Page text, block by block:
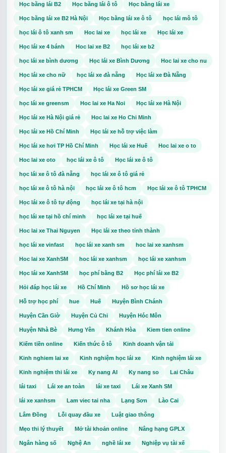
Năm 2026 được xem là thời điểm ngành xe điện và vận tải xanh
phát triển mạnh.
Xu hướng:
Nếu bạn:
Thì đây là thời điểm phù hợp để bắt đầu.
Đừng chỉ chờ đợi một cơ hội tốt hơn.
Nhiều người đã bắt đầu tạo thêm dòng tiền mỗi tháng bằng cách:
Một chiếc xe điện và một chiếc điện thoại có thể trở thành công cụ
tạo thu nhập cho bạn ngay hôm nay.
Đăng ký XanhSM Bike để được tư vấn hồ sơ và hướng dẫn chi
tiết nhanh chóng.
#XanhSM #XanhSMBike #DangKyXanhSMBike #DangKyXanhSM
#TuyenDungXanhSM #TaiXeXanhSM #XeDienVinFast
Học bằng lái B2 Học bằng lái ô tô Học bằng lái xe
Học bằng lái xe B2 Hà Nội Học bằng lái xe ô tô học lái mô tô
học lái ô tô xanh sm Hoc lai xe học lái xe Học lái xe
Học lái xe 4 bánh Hoc lai xe B2 học lái xe b2
học lái xe bình dương Học lái xe Bình Dương Hoc lai xe cho nu
Học lái xe cho nữ học lái xe đà nẵng Học lái xe Đà Nẵng
Học lái xe giá rẻ TPHCM Học lái xe Green SM
học lái xe greensm Hoc lai xe Ha Noi Học lái xe Hà Nội
Học lái xe Hà Nội giá rẻ Hoc lai xe Ho Chi Minh
Học lái xe Hồ Chí Minh Học lái xe hỗ trợ việc làm
Học lái xe hơi TP Hồ Chí Minh Học lái xe Huế Hoc lai xe o to
Hoc lai xe oto học lái xe ô tô Học lái xe ô tô
học lái xe ô tô đà nẵng học lái xe ô tô giá rẻ
học lái xe ô tô hà nội học lái xe ô tô hcm Học lái xe ô tô TPHCM
Học lái xe ô tô tự động học lái xe tại hà nội
học lái xe tại hồ chí minh học lái xe tại huế
Hoc lai xe Thai Nguyen Học lái xe theo tỉnh thành
học lái xe vinfast học lái xe xanh sm hoc lai xe xanhsm
Hoc lai xe XanhSM hoc lái xe xanhsm học lái xe xanhsm
Học lái xe XanhSM học phí bằng B2 Học phí lái xe B2
Hỏi đáp học lái xe Hồ Chí Minh Hồ sơ học lái xe
Hỗ trợ học phí hue Huế Huyện Bình Chánh
Huyện Cần Giờ Huyện Củ Chi Huyện Hóc Môn
Huyện Nhà Bè Hưng Yên Khánh Hòa Kiem tien online
Kiếm tiền online Kiến thức ô tô Kinh doanh vận tải
Kinh nghiem lai xe Kinh nghiệm học lái xe Kinh nghiệm lái xe
Kinh nghiệm thi lái xe Ky nang AI Ky nang so Lai Châu
lái taxi Lái xe an toàn lái xe taxi Lái xe Xanh SM
lái xe xanhsm Lam viec tai nha Lạng Sơn Lào Cai
Lâm Đồng Lỗi quay đầu xe Luật giao thông
Mẹo thi lý thuyết Mở tài khoản online Nâng hạng GPLX
Ngân hàng số Nghệ An nghề lái xe Nghiệp vụ tài xế